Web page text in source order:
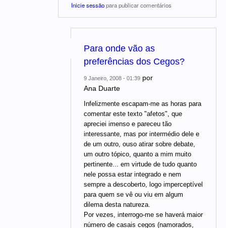
Inicie sessãopara publicar comentários
Para onde vão as
preferências dos Cegos?
9 Janeiro, 2008 - 01:39 por
Ana Duarte
Infelizmente escapam-me as horas para
comentar este texto "afetos", que
apreciei imenso e pareceu tão
interessante, mas por intermédio dele e
de um outro, ouso atirar sobre debate,
um outro tópico, quanto a mim muito
pertinente... em virtude de tudo quanto
nele possa estar integrado e nem
sempre a descoberto, logo imperceptível
para quem se vê ou viu em algum
dilema desta natureza.
Por vezes, interrogo-me se haverá maior
número de casais cegos (namorados,